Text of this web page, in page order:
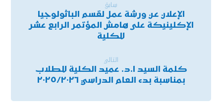
سابق
الإعلان عن ورشة عمل لقسم الباثولوجيا
الإكلينيكة على هامش المؤتمر الرابع عشر
للكلية
التالي
كلمة السيد ا.د. عميد الكلية للطلاب
بمناسبة بدء العام الدراسي ٢٠٢٥/٢٠٢٦